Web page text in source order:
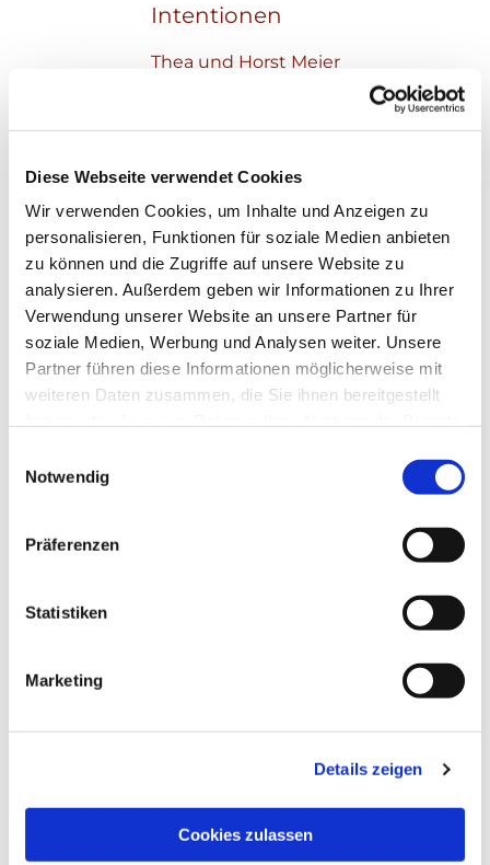
Diese Webseite verwendet Cookies
Wir verwenden Cookies, um Inhalte und Anzeigen zu
personalisieren, Funktionen für soziale Medien anbieten
zu können und die Zugriffe auf unsere Website zu
analysieren. Außerdem geben wir Informationen zu Ihrer
Verwendung unserer Website an unsere Partner für
soziale Medien, Werbung und Analysen weiter. Unsere
Partner führen diese Informationen möglicherweise mit
weiteren Daten zusammen, die Sie ihnen bereitgestellt
Notwendig
Präferenzen
Statistiken
Marketing
Details zeigen
Cookies zulassen
Intentionen
Thea und Horst Meier